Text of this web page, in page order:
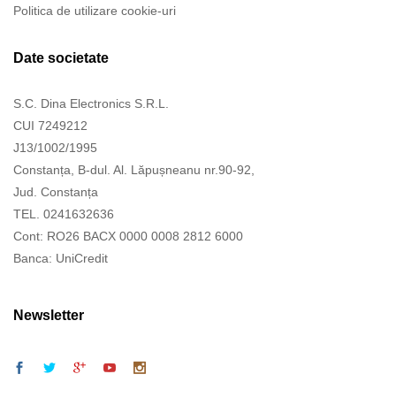
Politica de utilizare cookie-uri
Date societate
S.C. Dina Electronics S.R.L.
CUI 7249212
J13/1002/1995
Constanța, B-dul. Al. Lăpușneanu nr.90-92,
Jud. Constanța
TEL. 0241632636
Cont: RO26 BACX 0000 0008 2812 6000
Banca: UniCredit
Newsletter